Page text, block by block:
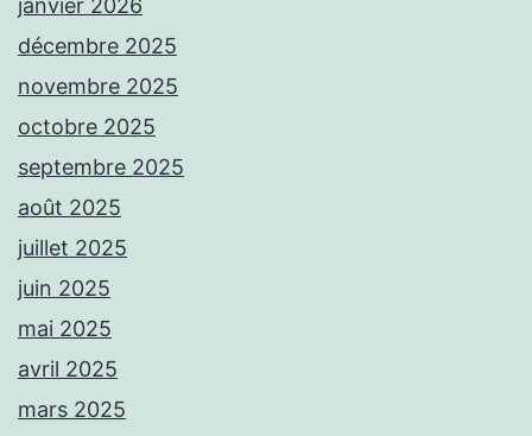
janvier 2026
décembre 2025
novembre 2025
octobre 2025
septembre 2025
août 2025
juillet 2025
juin 2025
mai 2025
avril 2025
mars 2025